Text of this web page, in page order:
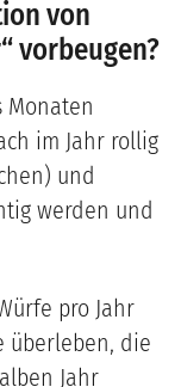
von
vorbeugen?
Monaten
im Jahr rollig
und
werden und
pro Jahr
überleben, die
Jahr